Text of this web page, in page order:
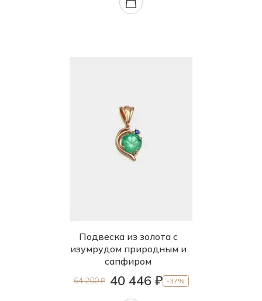
Подвеска из золота с
изумрудом природным и
сапфиром
64 200 ₽ 40 446 ₽ -37%